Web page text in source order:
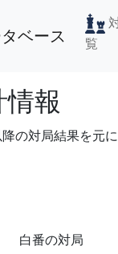
ベース
覧
報
の対局結果を元
白番の対局